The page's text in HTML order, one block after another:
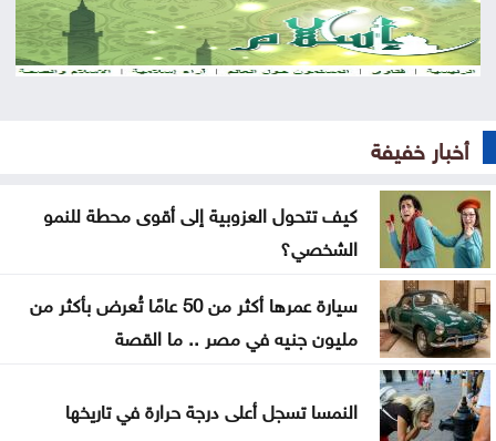
نظرية E-N وفرضية تحمل التكاليف على حساب
المواطنN
بشيكطاش يعود من التشيك بفوز ثمين في ذهاب
تمهيدي الدوري الأوروبي
أوغندا توافق على نشر وحدة من جيشها في غزة
إسطنبول .. ثالث أكبر سفينة رافعات بالعالم تمر عبر
مضيق البوسفور
الأردن يدين التفجير الإرهابي الذي استهدف حافلة في
جرمانا بريف دمشق
أخبار خفيفة
كيف تتحول العزوبية إلى أقوى محطة للنمو
الشخصي؟
سيارة عمرها أكثر من 50 عامًا تُعرض بأكثر من
مليون جنيه في مصر .. ما القصة
النمسا تسجل أعلى درجة حرارة في تاريخها